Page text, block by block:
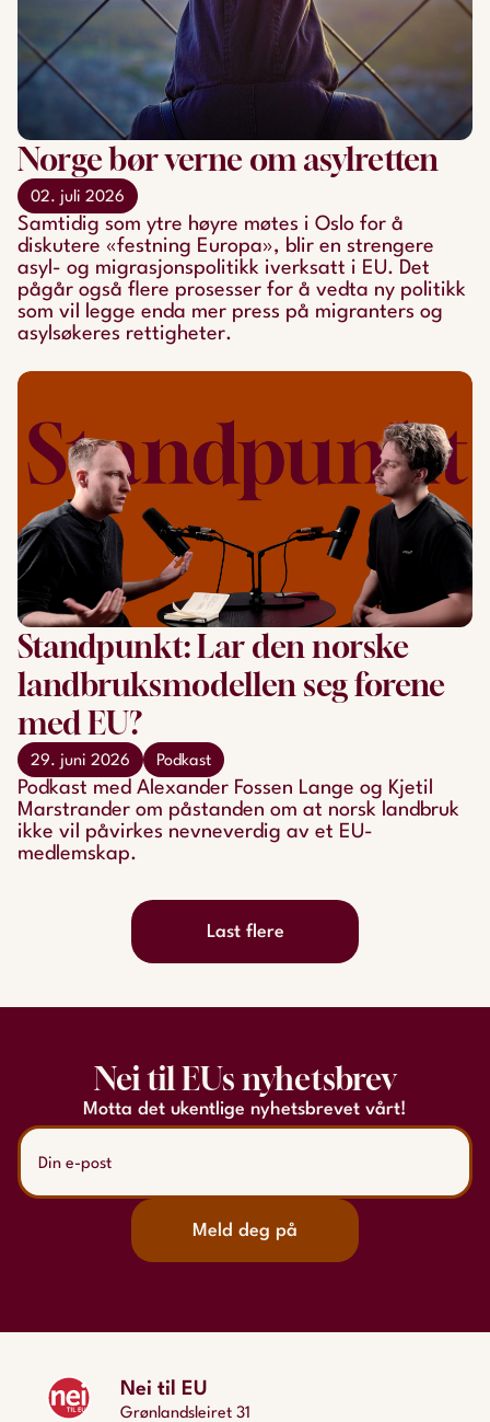
Norge bør verne om asylretten
02. juli 2026
Samtidig som ytre høyre møtes i Oslo for å
diskutere «festning Europa», blir en strengere
asyl- og migrasjonspolitikk iverksatt i EU. Det
pågår også flere prosesser for å vedta ny politikk
som vil legge enda mer press på migranters og
asylsøkeres rettigheter.
Standpunkt: Lar den norske
landbruksmodellen seg forene
med EU?
29. juni 2026 Podkast
Podkast med Alexander Fossen Lange og Kjetil
Marstrander om påstanden om at norsk landbruk
ikke vil påvirkes nevneverdig av et EU-
medlemskap.
Last flere
Nei til EUs nyhetsbrev
Motta det ukentlige nyhetsbrevet vårt!
Meld deg på
Nei til EU
Grønlandsleiret 31